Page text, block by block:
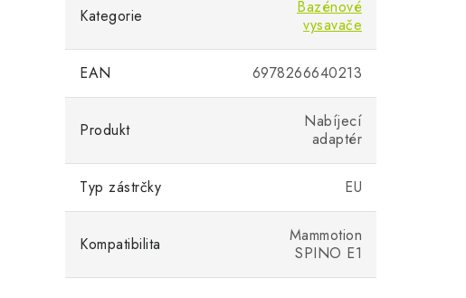
Kategorie
Bazénové
vysavače
EAN 6978266640213
Produkt
Nabíjecí
adaptér
Typ zástrčky EU
Kompatibilita
Mammotion
SPINO E1